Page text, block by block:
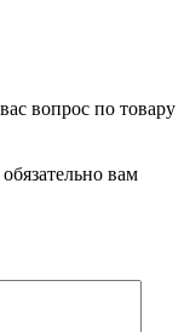
вопрос по товару
вам